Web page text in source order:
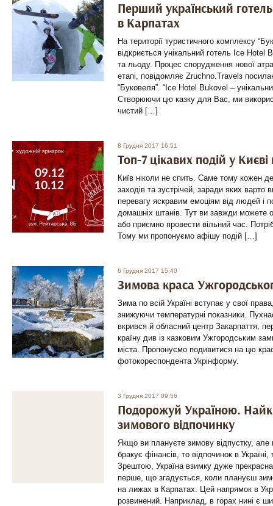
Перший український готель
в Карпатах
На території туристичного комплексу
відкриється унікальний готель Ice Hotel
та льоду. Процес спорудження нової
етапі, повідомляє Zruchno.Travelз
“Буковеля”. “Ice Hotel Bukovel –
Створюючи цю казку для Вас, ми
чистий […]
8 Грудня 2017 16:51
Топ-7 цікавих подій у
Київ ніколи не спить. Саме тому кожен
заходів та зустрічей, заради яких варто
перевагу яскравим емоціям від людей і
домашніх штанів. Тут ви завжди можете
або приємно провести вільний час.
Тому ми пропонуємо афішу подій […]
6 Грудня 2017 15:40
Зимова краса
Зима по всій Україні вступає у свої
знижуючи температурні показники.
вкрився й обласний центр Закарпаття,
країну див із казковим Ужгородським
міста. Пропонуємо подивитися на цю
фотокореспондента
3 Грудня 2017 09:56
Подорожуй Україною.
зимового відпочинку
Якщо ви плануєте зимову відпустку,
бракує фінансів, то відпочинок в
Зрештою, Україна взимку дуже
перше, що згадується, коли плануєш
на лижах в Карпатах. Цей напрямок в
розвинений. Наприклад, в горах нині є